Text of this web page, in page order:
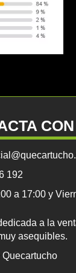
192
a 17:00 y
a la
asequibles.
Quecartucho